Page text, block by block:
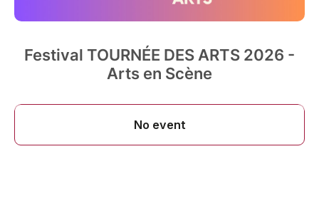
Festival TOURNÉE DES ARTS 2026 -
Arts en Scène